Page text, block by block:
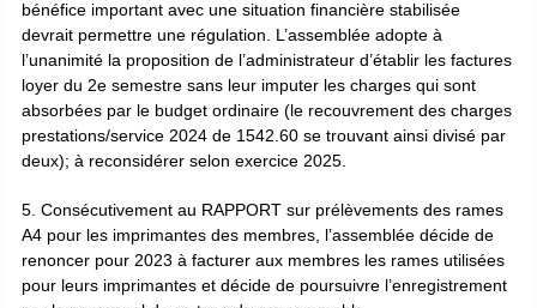
bénéfice important avec une situation financière stabilisée
devrait permettre une régulation. L’assemblée adopte à
l’unanimité la proposition de l’administrateur d’établir les factures
loyer du 2e semestre sans leur imputer les charges qui sont
absorbées par le budget ordinaire (le recouvrement des charges
prestations/service 2024 de 1542.60 se trouvant ainsi divisé par
deux); à reconsidérer selon exercice 2025.
5. Consécutivement au RAPPORT sur prélèvements des rames
A4 pour les imprimantes des membres, l’assemblée décide de
renoncer pour 2023 à facturer aux membres les rames utilisées
pour leurs imprimantes et décide de poursuivre l’enregistrement